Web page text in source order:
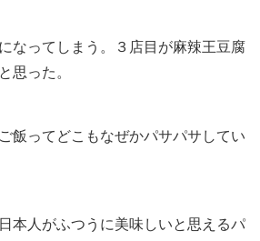
なってしまう。３店目が麻辣王豆腐
思った。
飯ってどこもなぜかパサパサしてい
本人がふつうに美味しいと思えるパ